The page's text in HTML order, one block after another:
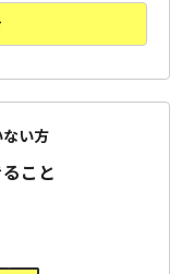
い方
こと